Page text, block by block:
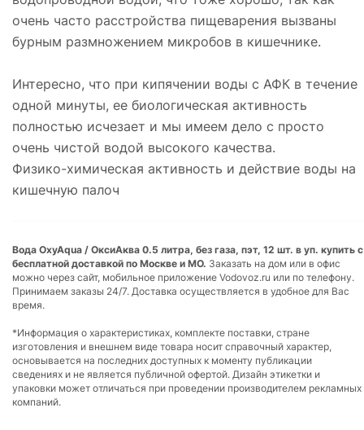
очень часто расстройства пищеварения вызваны
бурным размножением микробов в кишечнике.
Интересно, что при кипячении воды с АФК в течение
одной минуты, ее биологическая активность
полностью исчезает и мы имеем дело с просто
очень чистой водой высокого качества.
Физико-химическая активность и действие воды на
кишечную палоч
Вода OxyAqua / ОксиАква 0.5 литра, без газа, пэт, 12 шт. в уп. купить с
бесплатной доставкой по Москве и МО. Заказать на дом или в офис
можно через сайт, мобильное приложение Vodovoz.ru или по телефону.
Принимаем заказы 24/7. Доставка осуществляется в удобное для Вас
время.
*Информация о характеристиках, комплекте поставки, стране
изготовления и внешнем виде товара носит справочный характер,
основывается на последних доступных к моменту публикации
сведениях и не является публичной офертой. Дизайн этикетки и
упаковки может отличаться при проведении производителем рекламных
компаний.